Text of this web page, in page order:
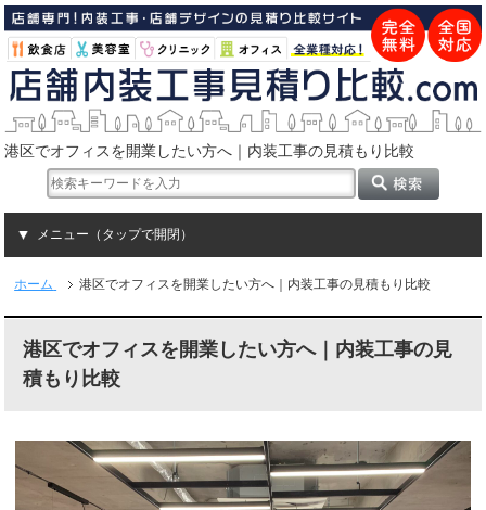
港区でオフィスを開業したい方へ｜内装工事の見積もり比較
メニュー（タップで開閉）
ホーム 港区でオフィスを開業したい方へ｜内装工事の見積もり比較
港区でオフィスを開業したい方へ｜内装工事の見
積もり比較